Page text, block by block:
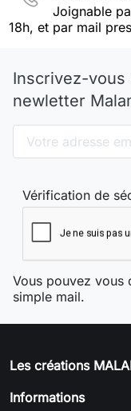
Joignable
18h, et par mail
Inscrivez-vous
newletter
Vérification de
Vous pouvez vous
simple mail.
Les créations
Informations